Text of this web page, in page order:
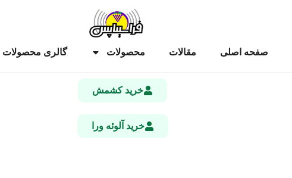
صفحه اصلی مقالات محصولات گالری محصولات
خرید کشمش
خرید آلوئه ورا